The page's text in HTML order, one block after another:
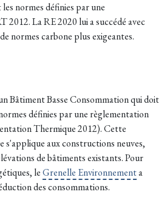
normes définies par une
2012. La RE 2020 lui a succédé avec
normes carbone plus exigeantes.
Bâtiment Basse Consommation qui doit
définies par une règlementation
Thermique 2012). Cette
aux constructions neuves,
de bâtiments existants. Pour
leGrenelle Environnementa
des consommations.